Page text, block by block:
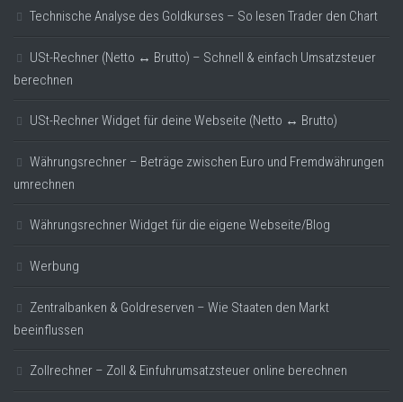
Technische Analyse des Goldkurses – So lesen Trader den Chart
USt-Rechner (Netto ↔ Brutto) – Schnell & einfach Umsatzsteuer
berechnen
USt-Rechner Widget für deine Webseite (Netto ↔ Brutto)
Währungsrechner – Beträge zwischen Euro und Fremdwährungen
umrechnen
Währungsrechner Widget für die eigene Webseite/Blog
Werbung
Zentralbanken & Goldreserven – Wie Staaten den Markt
beeinflussen
Zollrechner – Zoll & Einfuhrumsatzsteuer online berechnen